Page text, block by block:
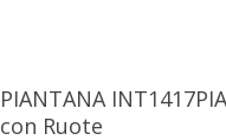
PIANTANA
con Ruote